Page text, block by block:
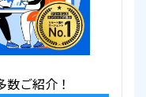
ご紹介！